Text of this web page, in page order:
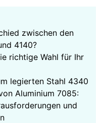
zwischen den
4140?
richtige Wahl für Ihr
legierten Stahl 4340‌
Aluminium 7085:
und